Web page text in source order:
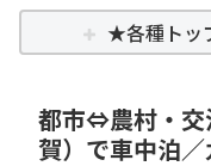
★各種トッ
都市⇔農村・
賀）で車中泊